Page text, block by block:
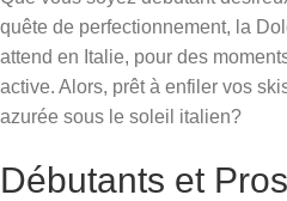
quête de perfectionnement, la
attend en Italie, pour des
active. Alors, prêt à enfiler vos
azurée sous le soleil italien?
Débutants et